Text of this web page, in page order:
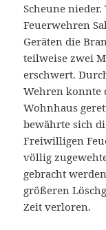
Scheune
Feuerwehren
Geräten die
teilweise zwei
erschwert.
Wehren konnte
Wohnhaus
bewährte sich
Freiwilligen
völlig
gebracht
größeren
Zeit verloren.